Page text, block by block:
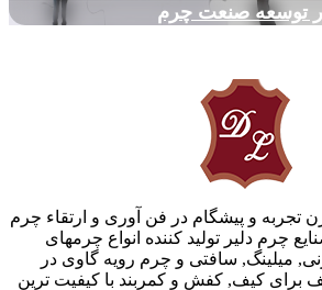
توسعه صنعت چرم
تجربه و پیشگام در فن آوری و ارتقاء چرم
چرم دلیر تولید کننده انواع چرمهای
میلینگ, سافتی و چرم رویه گاوی در
برای کیف, کفش و کمربند با کیفیت ترین